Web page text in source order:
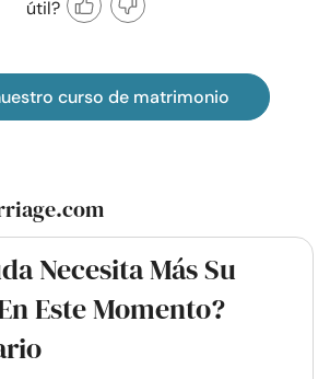
útil?
curso de matrimonio
Necesita Más Su
Este Momento?